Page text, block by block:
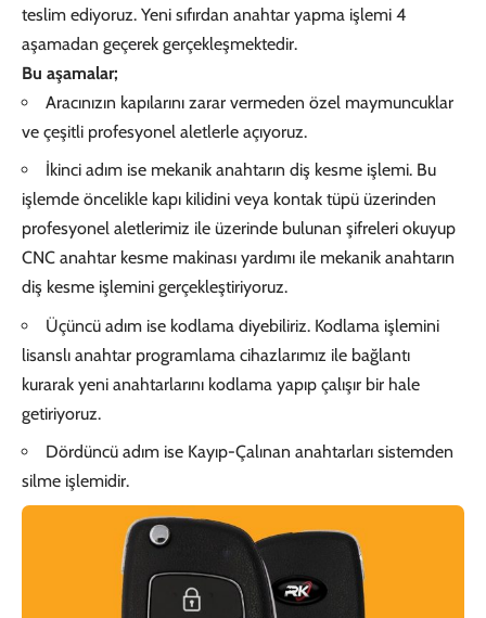
teslim ediyoruz. Yeni sıfırdan anahtar yapma işlemi 4
aşamadan geçerek gerçekleşmektedir.
Bu aşamalar;
Aracınızın kapılarını zarar vermeden özel maymuncuklar
ve çeşitli profesyonel aletlerle açıyoruz.
İkinci adım ise mekanik anahtarın diş kesme işlemi. Bu
işlemde öncelikle kapı kilidini veya kontak tüpü üzerinden
profesyonel aletlerimiz ile üzerinde bulunan şifreleri okuyup
CNC anahtar kesme makinası yardımı ile mekanik anahtarın
diş kesme işlemini gerçekleştiriyoruz.
Üçüncü adım ise kodlama diyebiliriz. Kodlama işlemini
lisanslı anahtar programlama cihazlarımız ile bağlantı
kurarak yeni anahtarlarını kodlama yapıp çalışır bir hale
getiriyoruz.
Dördüncü adım ise Kayıp-Çalınan anahtarları sistemden
silme işlemidir.